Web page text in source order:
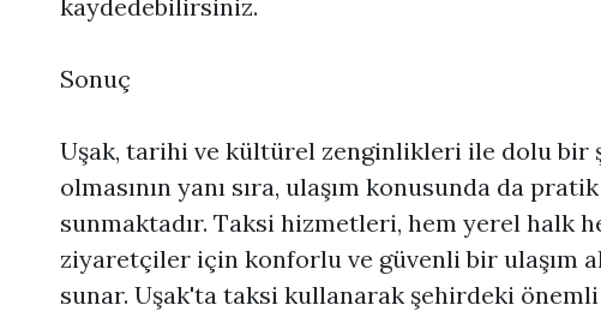
kaydedebilirsiniz.
Sonuç
Uşak, tarihi ve kültürel zenginlikleri ile dolu bir
olmasının yanı sıra, ulaşım konusunda da
sunmaktadır. Taksi hizmetleri, hem yerel halk
ziyaretçiler için konforlu ve güvenli bir ulaşım
sunar. Uşak'ta taksi kullanarak şehirdeki